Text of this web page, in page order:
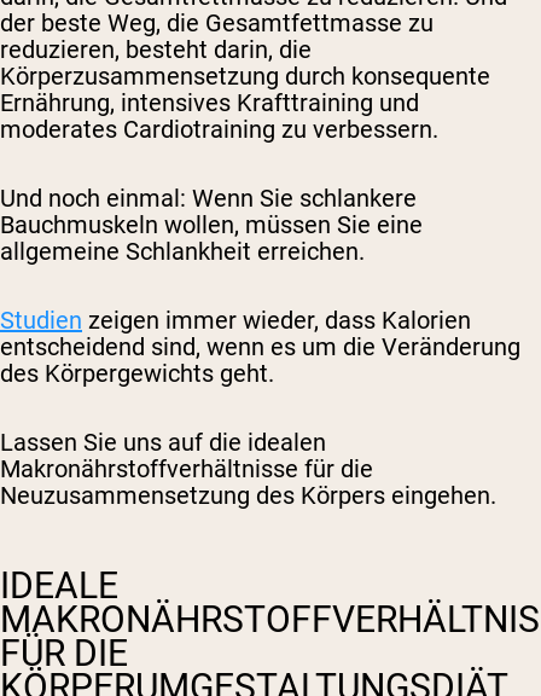
der beste Weg, die Gesamtfettmasse zu
reduzieren, besteht darin, die
Körperzusammensetzung durch konsequente
Ernährung, intensives Krafttraining und
moderates Cardiotraining zu verbessern.
Und noch einmal: Wenn Sie schlankere
Bauchmuskeln wollen, müssen Sie eine
allgemeine Schlankheit erreichen.
Studien zeigen immer wieder, dass Kalorien
entscheidend sind, wenn es um die Veränderung
des Körpergewichts geht.
Lassen Sie uns auf die idealen
Makronährstoffverhältnisse für die
Neuzusammensetzung des Körpers eingehen.
IDEALE
FÜR DIE
KÖRPERUMGESTALTUNGSDIÄT